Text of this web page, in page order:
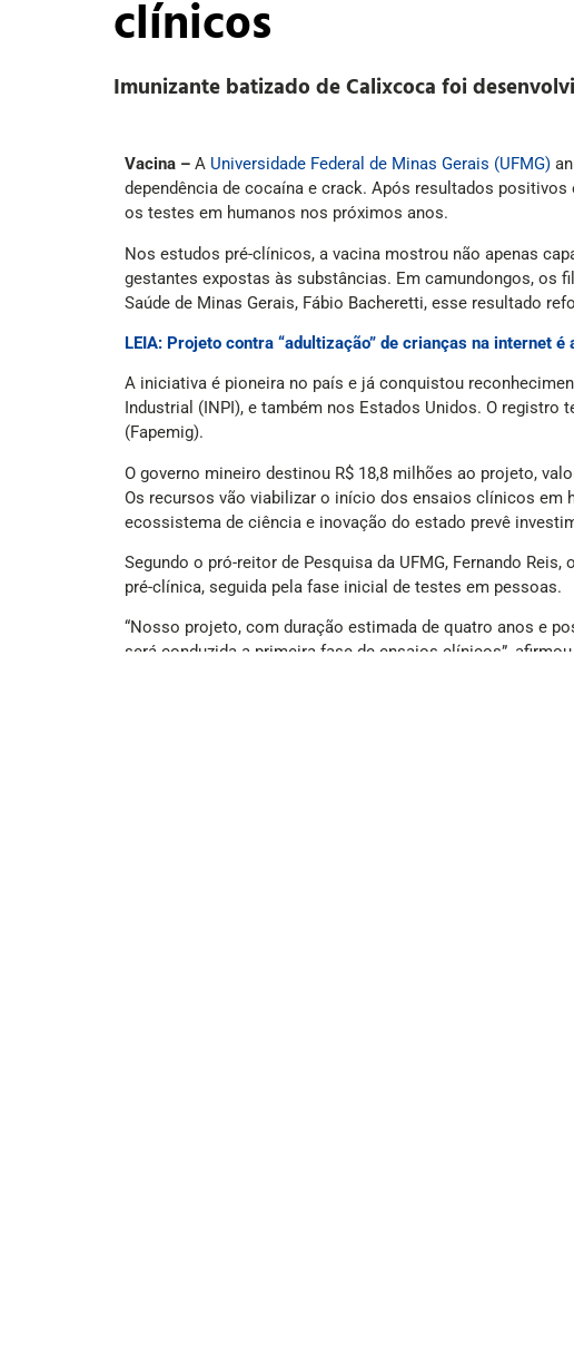
clínicos
Imunizante batizado de Calixcoca foi
Vacina – A Universidade Federal de Minas Gerais (UFMG)
dependência de cocaína e crack. Após resultados
os testes em humanos nos próximos anos.
Nos estudos pré-clínicos, a vacina mostrou não apenas
gestantes expostas às substâncias. Em camundongos, os
Saúde de Minas Gerais, Fábio Bacheretti, esse resultado
LEIA: Projeto contra “adultização” de crianças na internet é
A iniciativa é pioneira no país e já conquistou
Industrial (INPI), e também nos Estados Unidos. O registro
(Fapemig).
O governo mineiro destinou R$ 18,8 milhões ao projeto,
Os recursos vão viabilizar o início dos ensaios clínicos em
ecossistema de ciência e inovação do estado prevê
Segundo o pró-reitor de Pesquisa da UFMG, Fernando
pré-clínica, seguida pela fase inicial de testes em pessoas.
“Nosso projeto, com duração estimada de quatro anos e
será conduzida a primeira fase de ensaios clínicos”, afirmou.